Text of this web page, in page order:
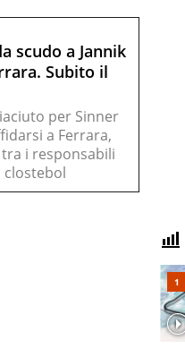
scudo a Jannik
Subito il
per Sinner
a Ferrara,
i responsabili
clostebol